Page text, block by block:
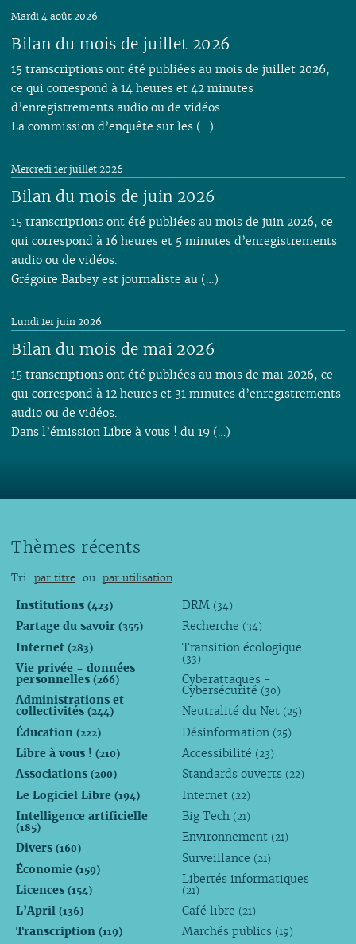
01
02
01
02
01
Bilan du mois de juillet 2026
Mardi 4 août 2026
15 transcriptions ont été publiées au mois de juillet 2026,
ce qui correspond à 14 heures et 42 minutes
d’enregistrements audio ou de vidéos.
La commission d’enquête sur les (…)
Bilan du mois de juin 2026
Mercredi 1er juillet 2026
15 transcriptions ont été publiées au mois de juin 2026, ce
qui correspond à 16 heures et 5 minutes d’enregistrements
audio ou de vidéos.
Grégoire Barbey est journaliste au (…)
Bilan du mois de mai 2026
Lundi 1er juin 2026
15 transcriptions ont été publiées au mois de mai 2026, ce
qui correspond à 12 heures et 31 minutes d’enregistrements
audio ou de vidéos.
Dans l’émission Libre à vous ! du 19 (…)
Thèmes récents
Tri par titre ou par utilisation
Institutions (423)
Partage du savoir (355)
Internet (283)
Vie privée - données
personnelles (266)
Administrations et
collectivités (244)
Éducation (222)
Libre à vous ! (210)
Associations (200)
Le Logiciel Libre (194)
Intelligence artificielle
(185)
Divers (160)
Économie (159)
Licences (154)
L’April (136)
Transcription (119)
DRM (34)
Recherche (34)
Transition écologique
(33)
Cyberattaques -
Cybersécurité (30)
Neutralité du Net (25)
Désinformation (25)
Accessibilité (23)
Standards ouverts (22)
Internet (22)
Big Tech (21)
Environnement (21)
Surveillance (21)
Libertés informatiques
(21)
Café libre (21)
Marchés publics (19)